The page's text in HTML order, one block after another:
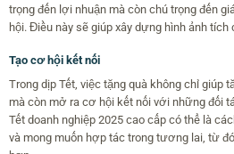
trọng đến lợi nhuận mà còn chú trọng đến
hội. Điều này sẽ giúp xây dựng hình ảnh
Tạo cơ hội kết nối
Trong dịp Tết, việc tặng quà không chỉ giúp
mà còn mở ra cơ hội kết nối với những đối
Tết doanh nghiệp 2025 cao cấp có thể là
và mong muốn hợp tác trong tương lai, từ